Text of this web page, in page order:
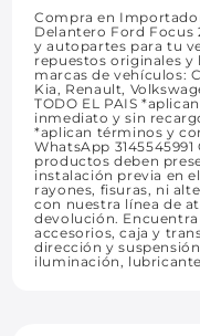
Compra en
Delantero Ford Focus
y autopartes para tu
repuestos originales y
marcas de vehículos:
Kia, Renault,
TODO EL PAIS
inmediato y sin
*aplican términos y
WhatsApp 3145545991
productos deben
instalación previa en
rayones, fisuras, ni
con nuestra línea de
devolución.
accesorios, caja y
dirección y
iluminación,